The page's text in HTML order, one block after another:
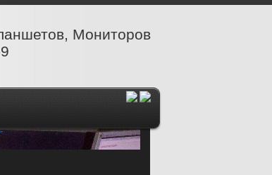
Мониторов